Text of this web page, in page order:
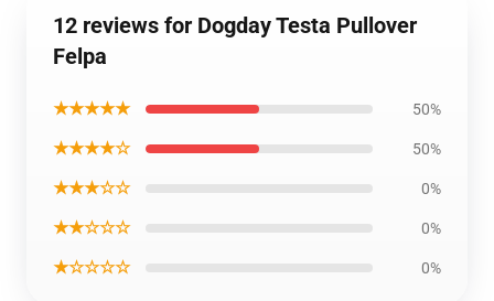
12 reviews for Dogday Testa Pullover
Felpa
★★★★★ 50%
★★★★☆ 50%
★★★☆☆ 0%
★★☆☆☆ 0%
★☆☆☆☆ 0%